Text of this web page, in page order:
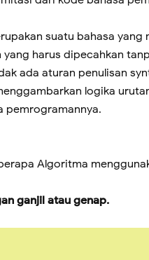
suatu bahasa
harus dipecahkan
ada aturan penulisan
logika
pemrogramannya.
Algoritma
ganjil atau genap.